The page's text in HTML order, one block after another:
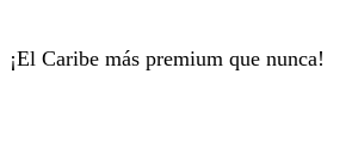
¡El Caribe más premium que nunca!